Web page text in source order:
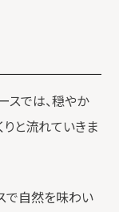
スでは、穏やか
と流れていきま
で自然を味わい